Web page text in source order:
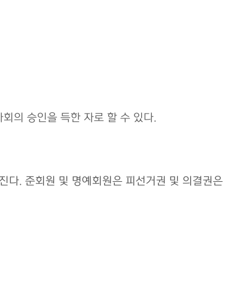
의 승인을 득한 자로 할 수 있다.
다. 준회원 및 명예회원은 피선거권 및 의결권은